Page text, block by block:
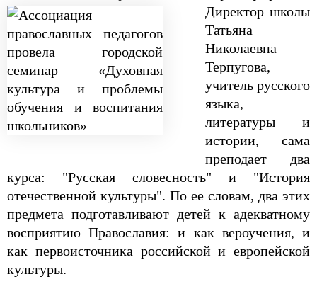
Директор школы
Татьяна
Николаевна
Терпугова,
учитель русского
языка,
литературы и
истории, сама
преподает два
курса: "Русская словесность" и "История
отечественной культуры". По ее словам, два этих
предмета подготавливают детей к адекватному
восприятию Православия: и как вероучения, и
как первоисточника российской и европейской
культуры.